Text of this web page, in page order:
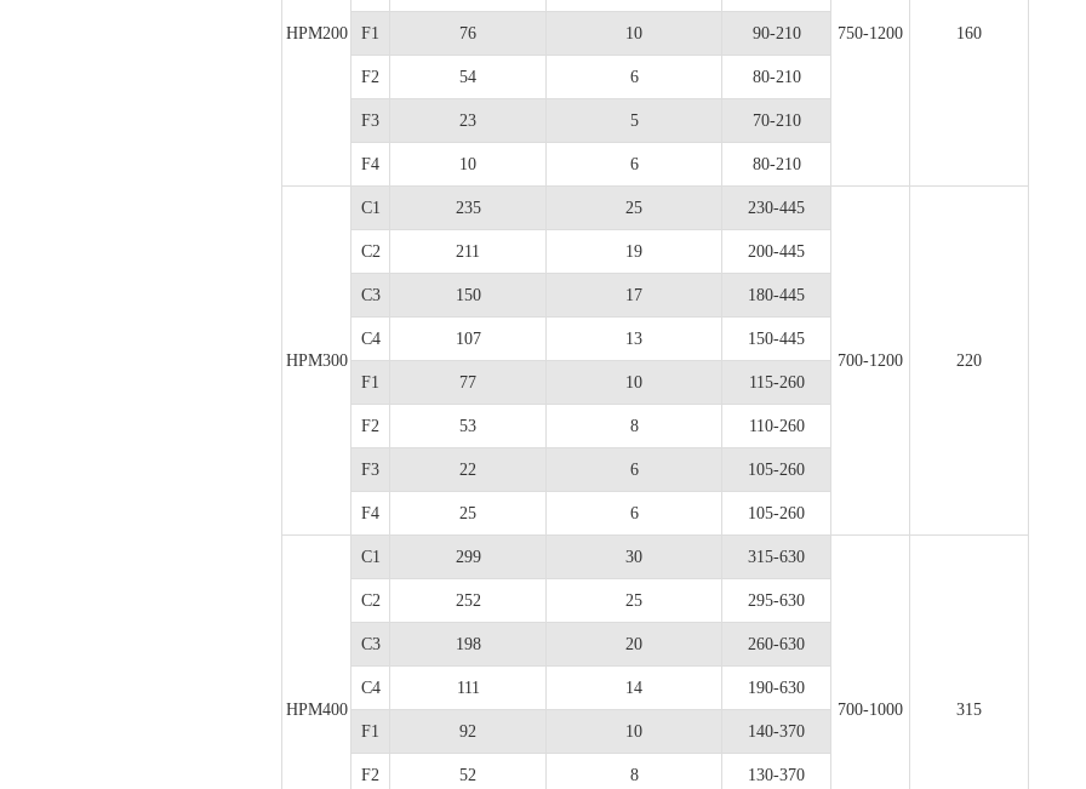
HPM200 750-1200 160
F1 76 10 90-210
F2 54 6 80-210
F3 23 5 70-210
F4 10 6 80-210
HPM300
C1 235 25 230-445
700-1200 220
C2 211 19 200-445
C3 150 17 180-445
C4 107 13 150-445
F1 77 10 115-260
F2 53 8 110-260
F3 22 6 105-260
F4 25 6 105-260
HPM400
C1 299 30 315-630
700-1000 315
C2 252 25 295-630
C3 198 20 260-630
C4 111 14 190-630
F1 92 10 140-370
F2 52 8 130-370